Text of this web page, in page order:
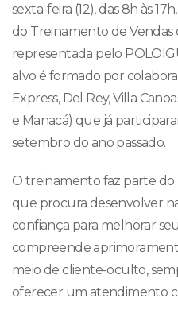
sexta-feira (12), das 8h às
do Treinamento de Vendas
representada pelo
alvo é formado por
Express, Del Rey, Villa
e Manacá) que já
setembro do ano passado.
O treinamento faz parte
que procura desenvolver
confiança para melhorar
compreende
meio de cliente-oculto,
oferecer um atendimento